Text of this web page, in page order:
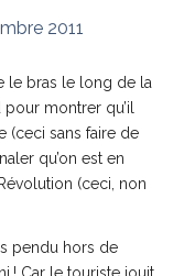
2011
le bras le long de la
pour montrer qu’il
(ceci sans faire de
qu’on est en
(ceci, non
pendu hors de